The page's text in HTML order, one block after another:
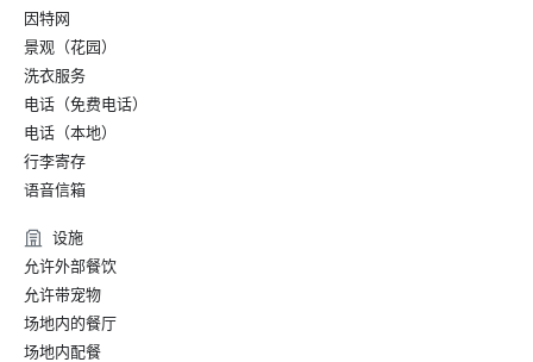
因特网
景观（花园）
洗衣服务
电话（免费电话）
电话（本地）
行李寄存
语音信箱
设施
允许外部餐饮
允许带宠物
场地内的餐厅
场地内配餐